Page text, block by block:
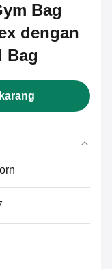
Bag
dengan
Bag